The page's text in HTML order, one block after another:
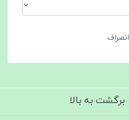
انصراف
برگشت به بالا